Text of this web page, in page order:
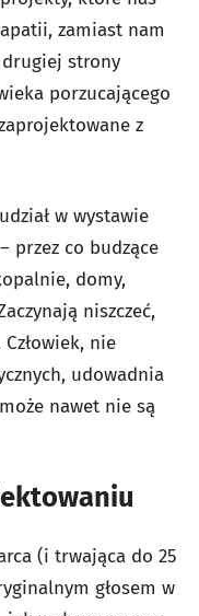
zamiast nam
drugiej strony
porzucającego
z
w wystawie
przez co budzące
domy,
niszczeć,
nie
udowadnia
nawet nie są
(i trwająca do 25
głosem w